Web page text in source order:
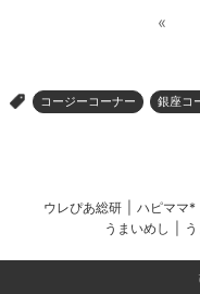
«
> コージーコーナー 銀座コ
ウレぴあ総研 ハピママ*
うまいめし